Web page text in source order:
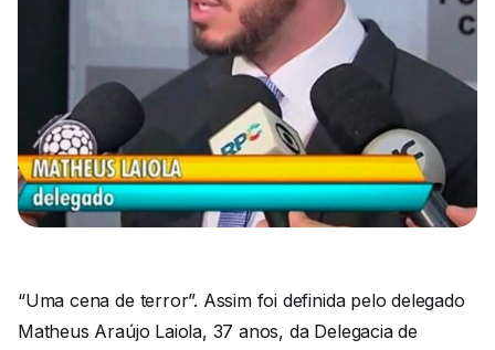
“Uma cena de terror”. Assim foi definida pelo delegado
Matheus Araújo Laiola, 37 anos, da Delegacia de